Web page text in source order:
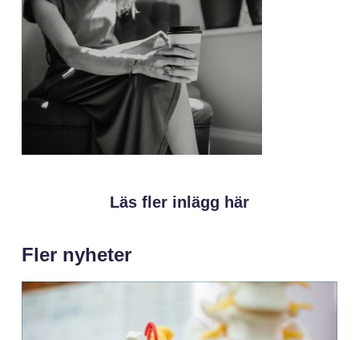
Läs fler inlägg här
Fler nyheter